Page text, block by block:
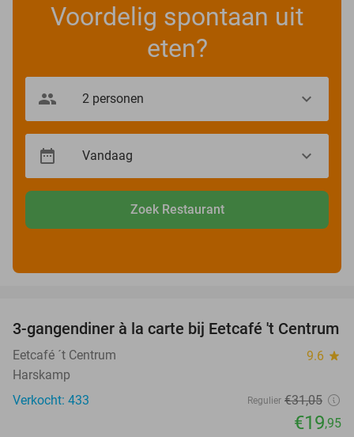
Voordelig spontaan uit
eten?
Zoek Restaurant
36%
3-gangendiner à la carte bij Eetcafé 't Centrum
Eetcafé ´t Centrum 9.6 star
Harskamp
Verkocht: 433
Regulier €31,05
€19,95